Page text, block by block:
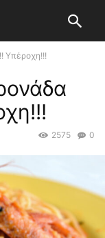
Υπέροχη!!!
0
2575